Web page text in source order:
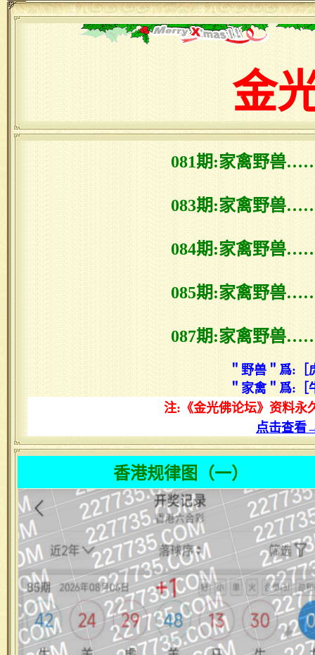
金
081期:家禽野兽
083期:家禽野兽
084期:家禽野兽
085期:家禽野兽
087期:家禽野兽
＂野兽＂爲:
＂家禽＂爲:
注:《金光佛论坛》资料永
点击查看
香港规律图（一）